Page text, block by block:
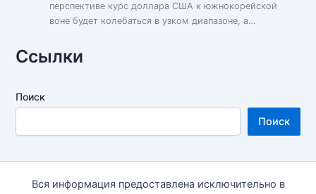
перспективе курс доллара США к южнокорейской
воне будет колебаться в узком диапазоне, а…
Ссылки
Поиск
Поиск
Вся информация предоставлена исключительно в